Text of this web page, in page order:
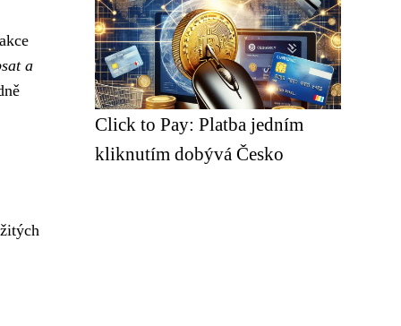
a
Click to Pay: Platba jedním
kliknutím dobývá Česko